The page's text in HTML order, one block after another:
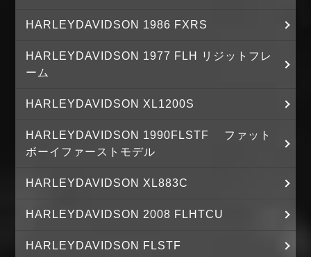
HARLEYDAVIDSON 1986 FXRS
HARLEYDAVIDSON 1977 FLH リジットフレ
ーム
HARLEYDAVIDSON XL1200S
HARLEYDAVIDSON 1990FLSTF ファット
ボーイファーストモデル
HARLEYDAVIDSON XL883C
HARLEYDAVIDSON 2008 FLHTCU
HARLEYDAVIDSON FLSTF